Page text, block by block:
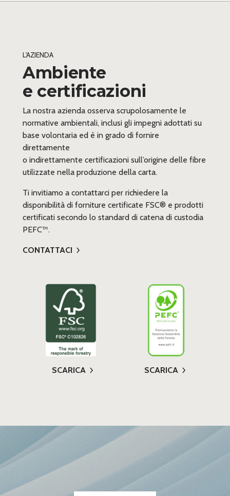
L'AZIENDA
Ambiente
e certificazioni
La nostra azienda osserva scrupolosamente le
normative ambientali, inclusi gli impegni adottati su
base volontaria ed è in grado di fornire
direttamente
o indirettamente certificazioni sull’origine delle fibre
utilizzate nella produzione della carta.
Ti invitiamo a contattarci per richiedere la
disponibilità di forniture certificate FSC® e prodotti
certificati secondo lo standard di catena di custodia
PEFC™.
CONTATTACI
SCARICA SCARICA